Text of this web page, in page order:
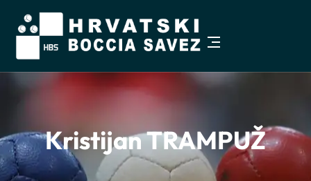
Kristijan TRAMPUŽ
Pristupačnost
−
Visoki kontrast Sivi tonovi